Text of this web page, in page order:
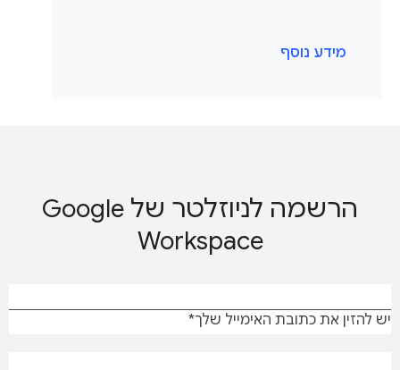
מידע נוסף
הרשמה לניוזלטר של Google
Workspace
יש להזין את כתובת האימייל שלך